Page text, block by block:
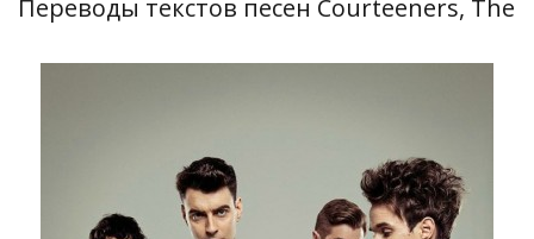
Переводы текстов песен Courteeners, The